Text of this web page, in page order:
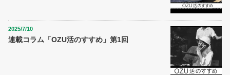
2025/7/10
連載コラム「OZU活のすすめ」第1回